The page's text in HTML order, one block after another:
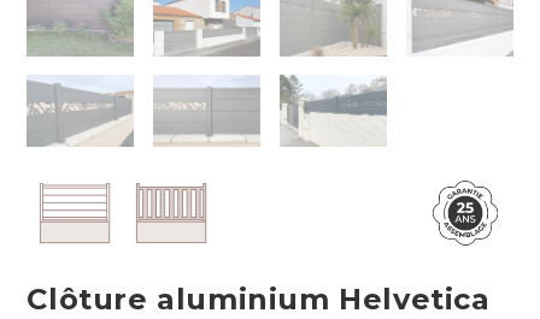
Clôture aluminium Helvetica